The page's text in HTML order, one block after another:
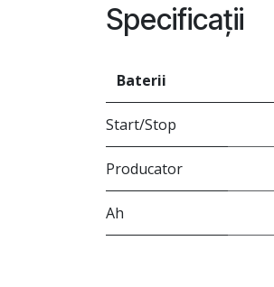
Specificații
Baterii
Start/Stop
Producator
Ah